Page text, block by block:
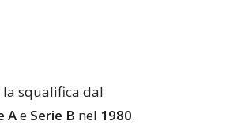
la squalifica dal
Ae Serie B nel 1980.